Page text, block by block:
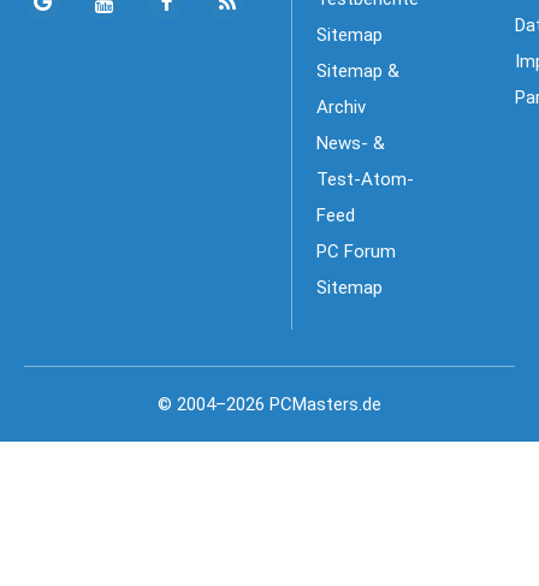
Sitemap
Sitemap &
Archiv
News- &
Test-Atom-
Feed
PC Forum
Sitemap
© 2004–2026 PCMasters.de